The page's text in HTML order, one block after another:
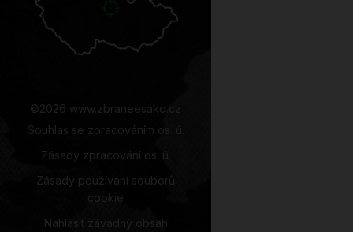
Střelnice Pardubice
©2026 www.zbraneesako.cz
Souhlas se zpracováním os. ú.
Zásady zpracování os. ú.
Zásady používání souborů
cookie
Nahlásit závadný obsah